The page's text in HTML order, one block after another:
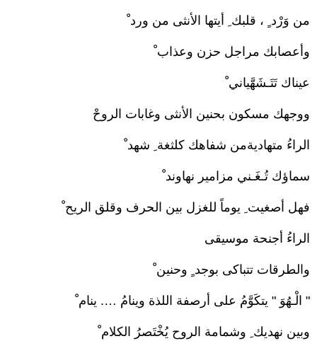
من وَرْد ٍ ، قلبك ِ أيتها الأنثى من ورد ْ
وأعصابك مراجل حزن وعذاب ْ
عيناك تَتَـشَهَّياني ْ
ووجهك مسكون بحنين الأنثى وغابات الروحْ
الراءُ متهاديةمن شفاهك كلثغة ِ شهد ْ
سماؤك تُـغَـني مزامير نهاوند ْ
فهل أصغيت ِ يوماً للغزل بين الحرف وقلق الريح ْ
الراءُ أجنحة موسيقى
والطرقات تتباكى بوجد ٍ وحنين ْ
" الْـهُوَ " يتكَوَّمُ على أرصفة اللذة وينامُ …. ينام ْ
وبين نهديك ِ وشمامة الروح يُخْتَصرُ الكلام ْ